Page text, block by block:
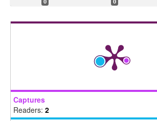
0 0
Captures
Readers: 2